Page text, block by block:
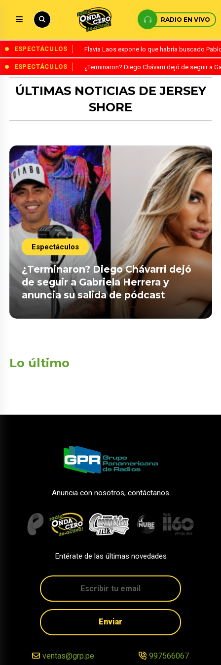
RADIO EN VIVO
ESPECTÁCULOS Flavia Laos expone lo que habría buscado
ESPECTÁCULOS ¿Terminaron? Diego Chávarri dejó de seguir a
ÚLTIMAS NOTICIAS DE JERSEY
SHORE
Espectáculos
¿Terminaron? Diego Chávarri dejó
de seguir a Gabriela Herrera y
anuncia su salida de pódcast
Lo último
Anuncia con nosotros, contáctanos
Entérate de las últimas novedades
Enviar
ventas@grp.pe 997566067